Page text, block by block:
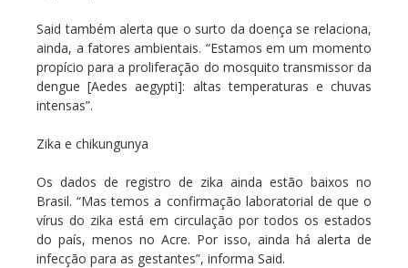
Said também alerta que o surto da doença se relaciona,
ainda, a fatores ambientais. “Estamos em um momento
propício para a proliferação do mosquito transmissor da
dengue [Aedes aegypti]: altas temperaturas e chuvas
intensas”.
Zika e chikungunya
Os dados de registro de zika ainda estão baixos no
Brasil. “Mas temos a confirmação laboratorial de que o
vírus do zika está em circulação por todos os estados
do país, menos no Acre. Por isso, ainda há alerta de
infecção para as gestantes”, informa Said.